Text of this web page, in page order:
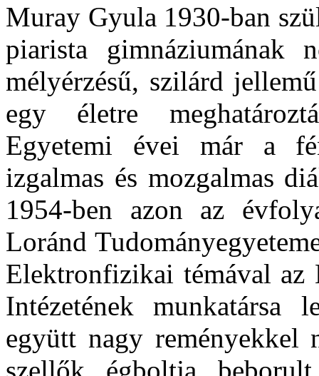
Muray Gyula 1930-ban
piarista gimnáziumának
mélyérzésű, szilárd
egy életre
Egyetemi évei már a
izgalmas és mozgalmas
1954-ben azon az
Loránd
Elektronfizikai témával
Intézetének munkatársa
együtt nagy reményekkel
szellők égboltja